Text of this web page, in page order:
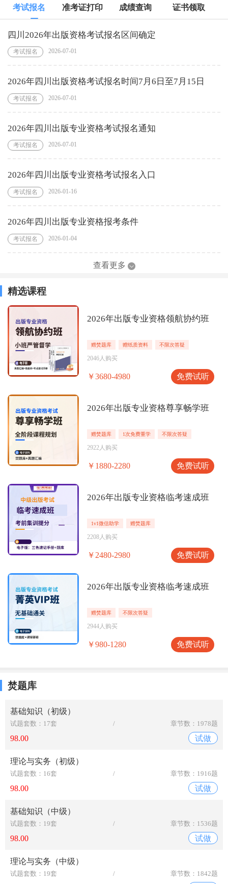
考试报名 准考证打印 成绩查询 证书领取
四川2026年出版资格考试报名区间确定
考试报名 2026-07-01
2026年四川出版资格考试报名时间7月6日至7月15日
考试报名 2026-07-01
2026年四川出版专业资格考试报名通知
考试报名 2026-07-01
2026年四川出版专业资格考试报名入口
考试报名 2026-01-16
2026年四川出版专业资格报考条件
考试报名 2026-01-04
查看更多
精选课程
2026年出版专业资格领航协约班
赠焚题库 赠纸质资料 不限次答疑
2046人购买
￥3680-4980 免费试听
2026年出版专业资格尊享畅学班
赠焚题库 1次免费重学 不限次答疑
2922人购买
￥1880-2280 免费试听
2026年出版专业资格临考速成班
1v1微信助学 赠焚题库
2208人购买
￥2480-2980 免费试听
2026年出版专业资格临考速成班
赠焚题库 不限次答疑
2944人购买
￥980-1280 免费试听
焚题库
基础知识（初级）
试题套数：17套 / 章节数：1978题
98.00 试做
理论与实务（初级）
试题套数：16套 / 章节数：1916题
98.00 试做
基础知识（中级）
试题套数：19套 / 章节数：1536题
98.00 试做
理论与实务（中级）
试题套数：19套 / 章节数：1842题